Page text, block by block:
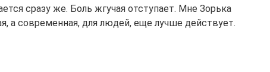
сразу же. Боль жгучая отступает. Мне Зорька
а современная, для людей, еще лучше действует.